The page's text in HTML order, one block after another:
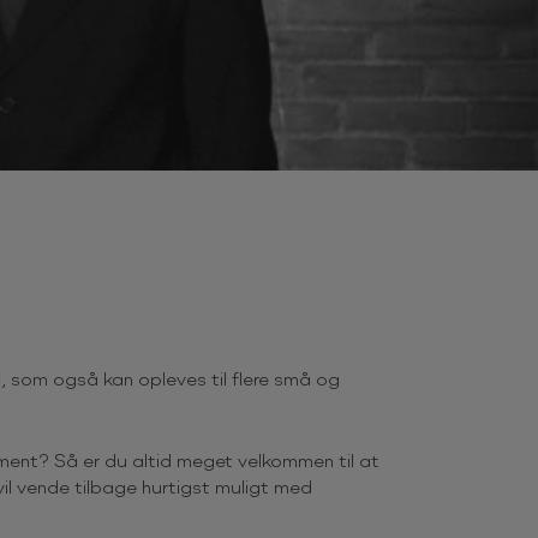
også kan opleves til flere små og
Så er du altid meget velkommen til at
vende tilbage hurtigst muligt med